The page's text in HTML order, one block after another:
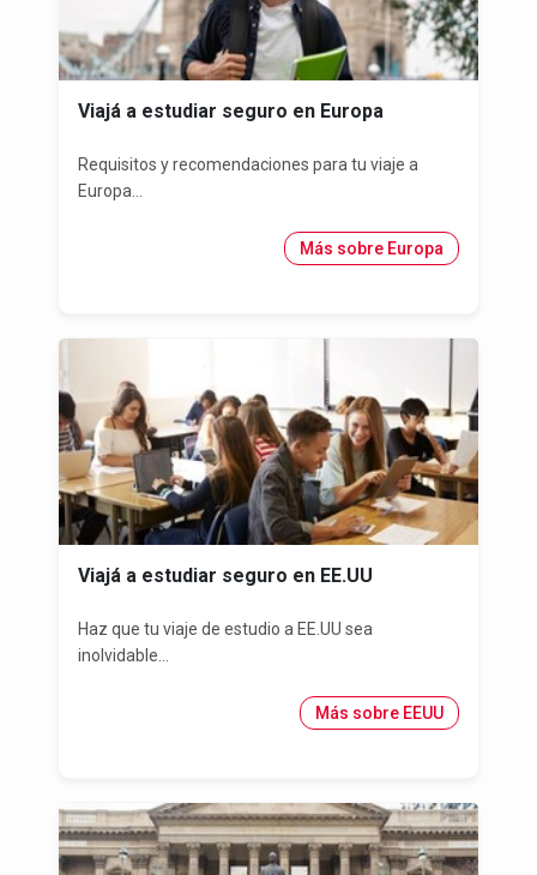
Viajá a estudiar seguro en Europa
Requisitos y recomendaciones para tu viaje a
Europa...
Más sobre Europa
Viajá a estudiar seguro en EE.UU
Haz que tu viaje de estudio a EE.UU sea
inolvidable...
Más sobre EEUU